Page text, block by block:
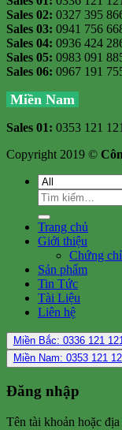
Sales 02: 0327 395
Sales 03: 0941 756
Sales 04: 0936 424
Sales 05: 0983 091
Sales 06: 0967 191
Miền Nam
Sales 01: 0353 121
Copyright 2019 ©
Tìm
kiếm:
Trang chủ
Giới thiệu
Chứng
Sản phẩm
Tin Tức
Tài Liệu
Liên hệ
Miền Bắc: 0336 121 121
Miền Nam: 0353 121
Đăng nhập
Tên tài khoản hoặc